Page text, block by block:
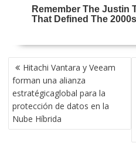
NAVEGACIÓN
DE
ENTRADAS
Hitachi Vantara y Veeam
forman una alianza
estratégicaglobal para la
protección de datos en la
Nube Híbrida